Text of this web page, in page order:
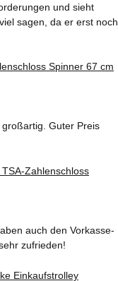
und sieht
sagen, da er erst noch
Guter Preis
auch den Vorkasse-
zufrieden!